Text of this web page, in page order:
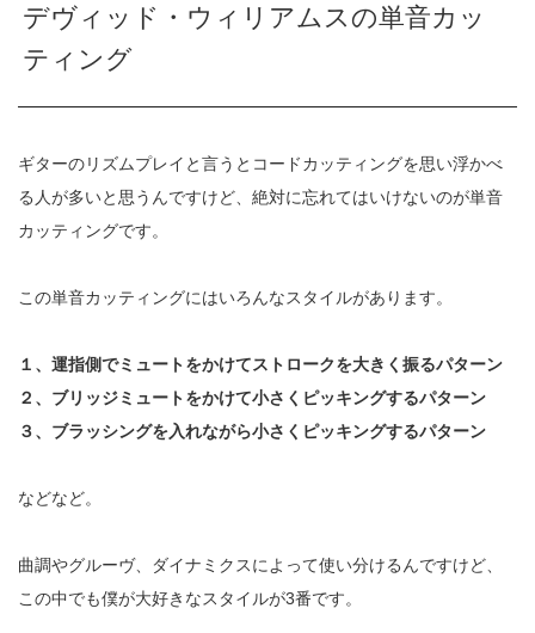
デヴィッド・ウィリアムスの単音カッ
ティング
ギターのリズムプレイと言うとコードカッティングを思い浮かべ
る人が多いと思うんですけど、絶対に忘れてはいけないのが単音
カッティングです。
この単音カッティングにはいろんなスタイルがあります。
１、運指側でミュートをかけてストロークを大きく振るパターン
２、ブリッジミュートをかけて小さくピッキングするパターン
３、ブラッシングを入れながら小さくピッキングするパターン
などなど。
曲調やグルーヴ、ダイナミクスによって使い分けるんですけど、
この中でも僕が大好きなスタイルが3番です。